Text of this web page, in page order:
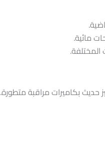
مائية.
المختلفة.
بكاميرات مراقبة متطورة.